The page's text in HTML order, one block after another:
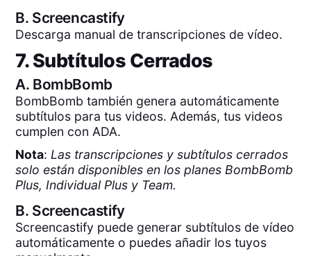
B. Screencastify
Descarga manual de transcripciones de vídeo.
7. Subtítulos Cerrados
A. BombBomb
BombBomb también genera automáticamente
subtítulos para tus videos. Además, tus videos
cumplen con ADA.
Nota: Las transcripciones y subtítulos cerrados
solo están disponibles en los planes BombBomb
Plus, Individual Plus y Team.
B. Screencastify
Screencastify puede generar subtítulos de vídeo
automáticamente o puedes añadir los tuyos